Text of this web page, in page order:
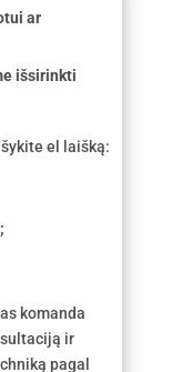
ar
išsirinkti
el laišką:
;
komanda
ir
pagal